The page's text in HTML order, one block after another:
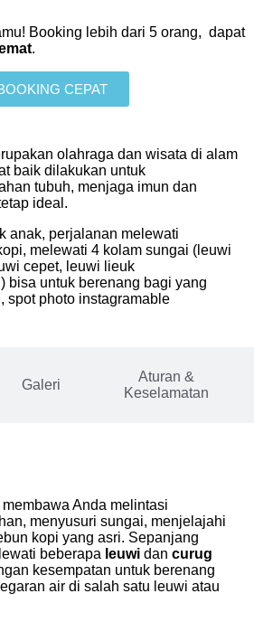
Booking lebih dari 5 orang, dapat
.
CEPAT
olahraga dan wisata di alam
baik dilakukan untuk
tubuh, menjaga imun dan
ideal.
anak, perjalanan melewati
melewati 4 kolam sungai (leuwi
cepet, leuwi lieuk
bisa untuk berenang bagi yang
spot photo instagramable
Galeri
Aturan &
Keselamatan
Anda melintasi
menyusuri sungai, menjelajahi
kopi yang asri. Sepanjang
beberapa leuwi dan curug
kesempatan untuk berenang
air di salah satu leuwi atau